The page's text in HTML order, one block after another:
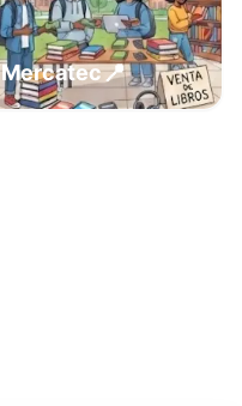
Mercatec📍